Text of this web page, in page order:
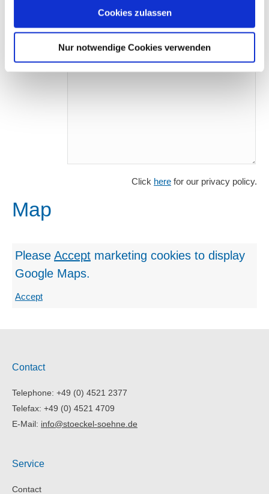
Cookies zulassen
Nur notwendige Cookies verwenden
Click here for our privacy policy.
Map
Please Accept marketing cookies to display
Google Maps.
Accept
Contact
Telephone: +49 (0) 4521 2377
Telefax: +49 (0) 4521 4709
E-Mail: info@stoeckel-soehne.de
Service
Contact